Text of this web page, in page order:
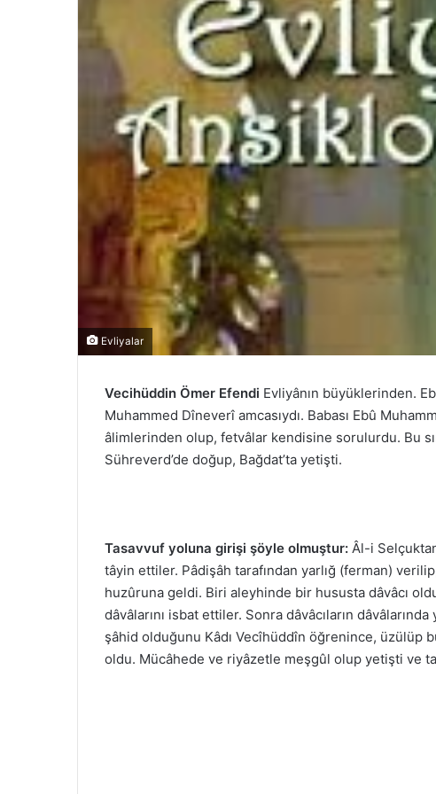
Evliyalar
Vecihüddin Ömer Efendi Evliyânın büyüklerinden.
Muhammed Dîneverî amcasıydı. Babası Ebû
âlimlerinden olup, fetvâlar kendisine sorulurdu. Bu
Sühreverd’de doğup, Bağdat’ta yetişti.
Tasavvuf yoluna girişi şöyle olmuştur: Âl-i
tâyin ettiler. Pâdişâh tarafından yarlığ (ferman)
huzûruna geldi. Biri aleyhinde bir hususta dâvâcı
dâvâlarını isbat ettiler. Sonra dâvâcıların
şâhid olduğunu Kâdı Vecîhüddîn öğrenince, üzülüp
oldu. Mücâhede ve riyâzetle meşgûl olup yetişti ve